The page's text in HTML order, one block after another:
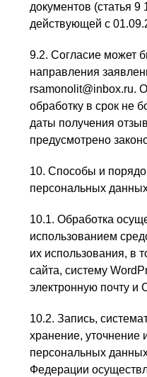
документов (статья
действующей с
9.2. Согласие может
направления
rsamonolit@inbox.ru.
обработку в срок не
даты получения
предусмотрено
10. Способы и
персональных
10.1. Обработка
использованием
их использования, в
сайта, систему
электронную почту и
10.2. Запись,
хранение, уточнение
персональных
Федерации